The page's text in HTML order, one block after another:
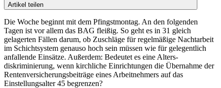
Artikel teilen
Die Woche beginnt mit dem Pfingstmontag. An den folgenden
Tagen ist vor allem das BAG fleißig. So geht es in 31 gleich
gelagerten Fällen darum, ob Zuschläge für regelmäßige Nachtarbeit
im Schichtsystem genauso hoch sein müssen wie für gelegentlich
anfallende Einsätze. Außerdem: Bedeutet es eine Alters­
diskriminierung, wenn kirchliche Einrichtungen die Übernahme der
Rentenversicherungsbeiträge eines ­Arbeitnehmers auf das
Einstellungsalter 45 begrenzen?